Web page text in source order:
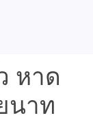
หาด
นาท